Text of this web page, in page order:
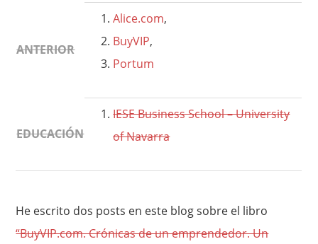
ANTERIOR
Alice.com,
BuyVIP,
Portum
EDUCACIÓN
IESE Business School – University
of Navarra
He escrito dos posts en este blog sobre el libro
“BuyVIP.com. Crónicas de un emprendedor. Un